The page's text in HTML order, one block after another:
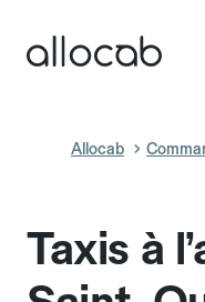
Allocab
Taxis à